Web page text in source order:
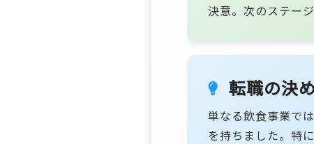
決意。次のステー
転職の決
単なる飲食事業で
を持ちました。特